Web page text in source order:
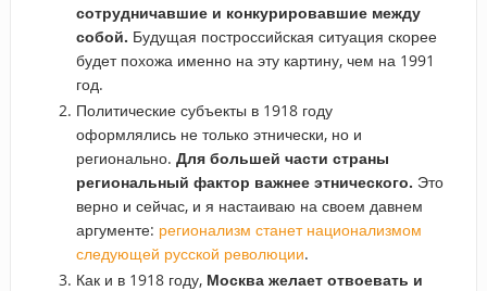
сотрудничавшие и конкурировавшие между
собой. Будущая построссийская ситуация скорее
будет похожа именно на эту картину, чем на 1991
год.
Политические субъекты в 1918 году
оформлялись не только этнически, но и
регионально. Для большей части страны
региональный фактор важнее этнического. Это
верно и сейчас, и я настаиваю на своем давнем
аргументе: регионализм станет национализмом
следующей русской революции.
Как и в 1918 году, Москва желает отвоевать и